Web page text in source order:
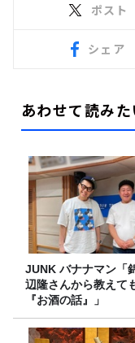
ポスト
シェア
あわせて読みた
JUNK バナナマン「錦鯉・渡
辺隆さんから教えて
『お酒の話』」